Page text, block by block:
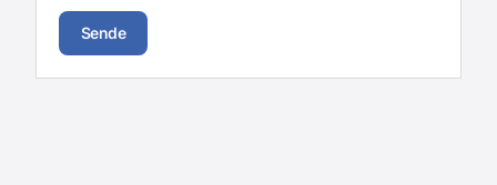
Sende